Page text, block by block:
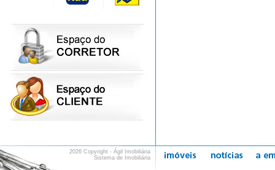
2026 Copyright - Ágil Imobiliária
Sistema de Imobiliária